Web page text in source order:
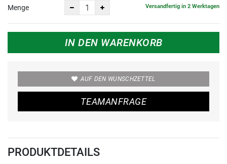
Menge Versandfertig in 2 Werktagen
IN DEN WARENKORB
AUF DEN WUNSCHZETTEL
TEAMANFRAGE
PRODUKTDETAILS